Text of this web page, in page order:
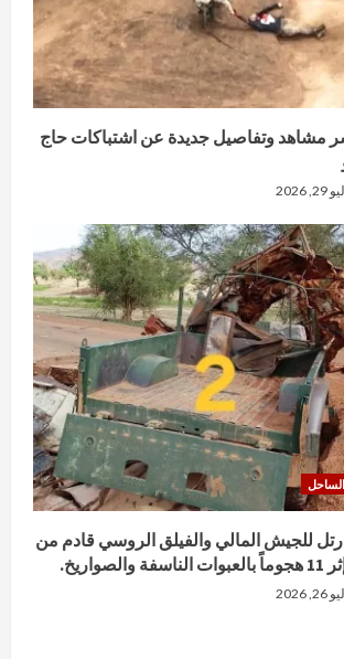
مشاهد وتفاصيل جديدة عن اشتباكات حاج
2026
الساحل
للجيش المالي والفيلق الروسي قادم من
2026